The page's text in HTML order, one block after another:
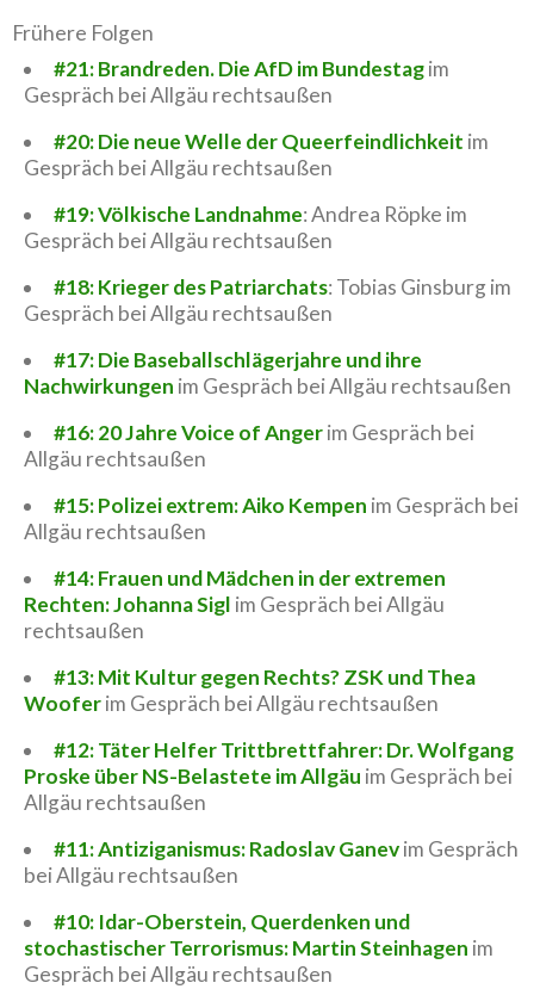
Frühere Folgen
#21: Brandreden. Die AfD im Bundestagim
Gespräch bei Allgäu rechtsaußen
#20: Die neue Welle der Queerfeindlichkeit im
Gespräch bei Allgäu rechtsaußen
#19: Völkische Landnahme: Andrea Röpke im
Gespräch bei Allgäu rechtsaußen
#18: Krieger des Patriarchats: Tobias Ginsburg im
Gespräch bei Allgäu rechtsaußen
#17: Die Baseballschlägerjahre und ihre
Nachwirkungen im Gespräch bei Allgäu rechtsaußen
#16: 20 Jahre Voice of Angerim Gespräch bei
Allgäu rechtsaußen
#15: Polizei extrem: Aiko Kempen im Gespräch bei
Allgäu rechtsaußen
#14: Frauen und Mädchen in der extremen
Rechten: Johanna Sigl im Gespräch bei Allgäu
rechtsaußen
#13: Mit Kultur gegen Rechts? ZSK und Thea
Wooferim Gespräch bei Allgäu rechtsaußen
#12: Täter Helfer Trittbrettfahrer: Dr. Wolfgang
Proske über NS-Belastete im Allgäu im Gespräch bei
Allgäu rechtsaußen
#11: Antiziganismus: Radoslav Ganevim Gespräch
bei Allgäu rechtsaußen
#10: Idar-Oberstein, Querdenken und
stochastischer Terrorismus: Martin Steinhagen im
Gespräch bei Allgäu rechtsaußen